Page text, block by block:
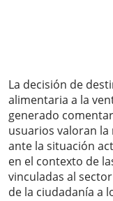
La decisión de
alimentaria a la
generado
usuarios valoran
ante la situación
en el contexto de
vinculadas al
de la ciudadanía a